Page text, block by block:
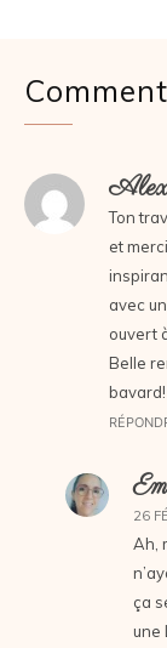
Ton
et
avec
ouvert
Belle
bavard!
26
Ah,
ça
une